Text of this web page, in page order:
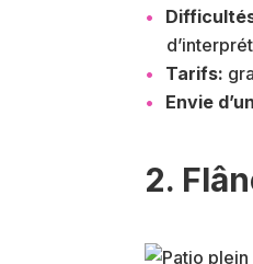
Tarifs:
Envie
2.